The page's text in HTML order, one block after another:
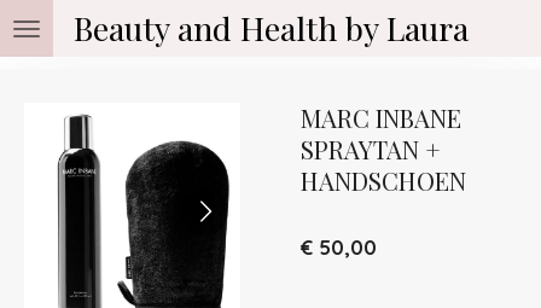
Ga
hoofdinhoud
Beauty and Health by Laura
MARC INBANE
SPRAYTAN +
HANDSCHOEN
€ 50,00